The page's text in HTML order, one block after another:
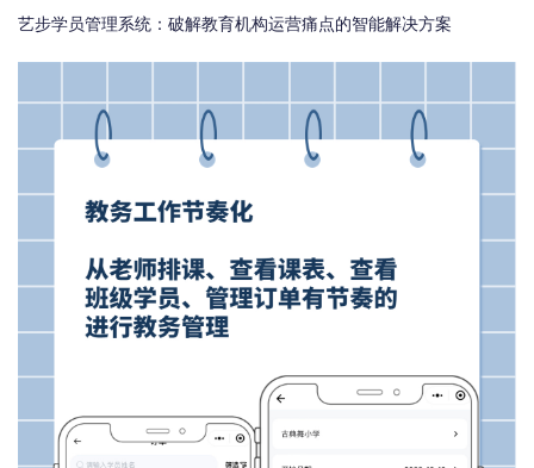
艺步学员管理系统：破解教育机构运营痛点的智能解决方案